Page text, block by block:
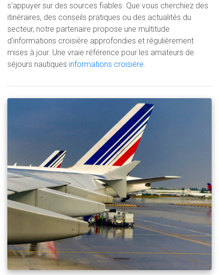
s'appuyer sur des sources fiables. Que vous cherchiez des
itinéraires, des conseils pratiques ou des actualités du
secteur, notre partenaire propose une multitude
d'informations croisière approfondies et régulièrement
mises à jour. Une vraie référence pour les amateurs de
séjours nautiques informations croisière.